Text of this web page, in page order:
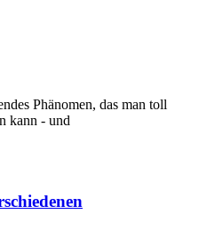
Phänomen, das man toll
kann - und